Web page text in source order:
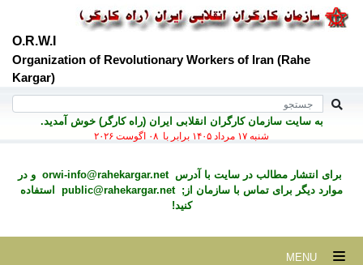
O.R.W.I
Organization of Revolutionary Workers of Iran (Rahe
Kargar)
به سايت سازمان کارگران انقلابی ايران (راه کارگر) خوش آمديد.
شنبه ۱۷ مرداد ۱۴۰۵ برابر با ۰۸ اگوست ۲۰۲۶
برای انتشار مطالب در سايت با آدرسorwi-info@rahekargar.net و در
موارد ديگر برای تماس با سازمان از;public@rahekargar.net
استفاده
کنید!